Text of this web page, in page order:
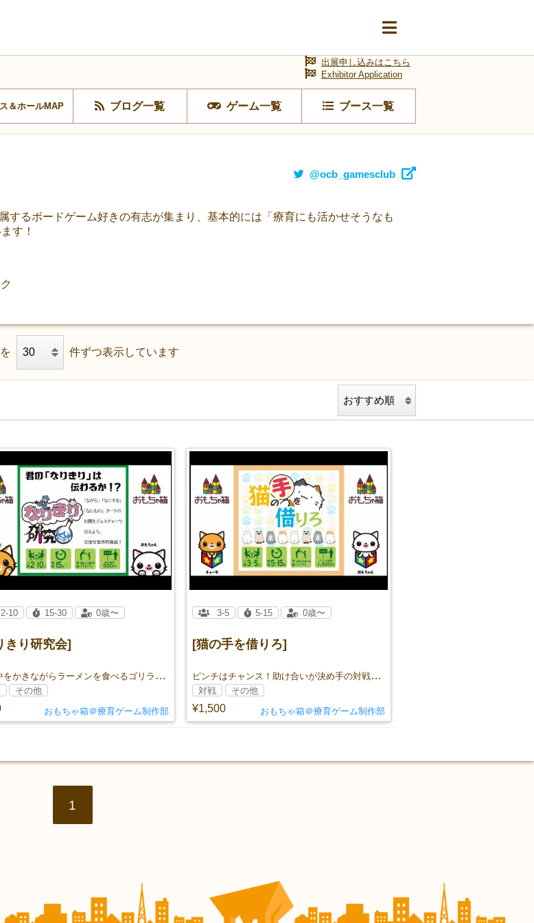
＆ホールMAP ブログ一覧 ゲーム一覧 ブース一覧
出展申し込みはこちら
Exhibitor Application
@ocb_gamesclub
するボードゲーム好きの有志が集まり、基本的には「療育にも活かせそうなも
す！
件ずつ表示しています
きり研究会]
「背中をかきながらラーメンを食べるゴリラ」？！
2-10 15-30 0歳〜
その他
おもちゃ箱＠療育ゲーム制作部
[猫の手を借りろ]
ピンチはチャンス！助け合いが決め手の対戦カードゲーム！
¥1,500
3-5 5-15 0歳〜
対戦 その他
おもちゃ箱＠療育ゲーム制作部
1